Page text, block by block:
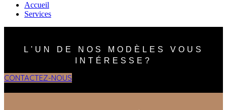
Accueil
Services
L'UN DE NOS MODÈLES VOUS
INTÉRESSE?
CONTACTEZ-NOUS